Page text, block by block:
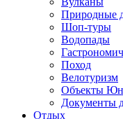
Природные
Шоп-туры
Водопады
Поход
Велотуризм
Объекты
Документы
Отдых